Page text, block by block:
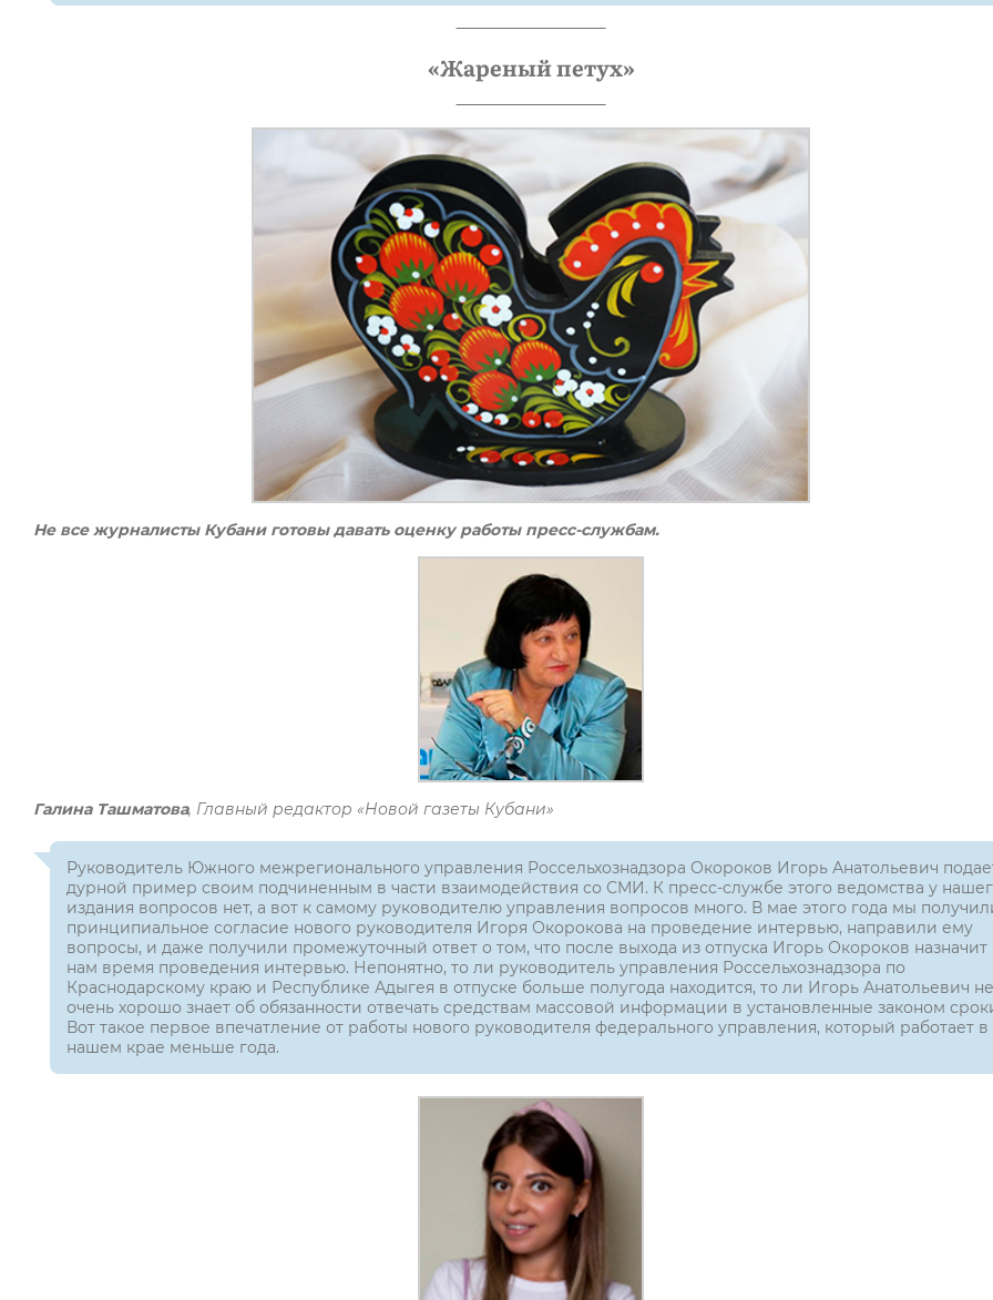
«Жареный петух»
Не все журналисты Кубани готовы давать оценку работы пресс-службам.
Галина Ташматова, Главный редактор «Новой газеты Кубани»
Руководитель Южного межрегионального управления Россельхознадзора Окороков Игорь Анатольевич
дурной пример своим подчиненным в части взаимодействия со СМИ. К пресс-службе этого ведомства у
издания вопросов нет, а вот к самому руководителю управления вопросов много. В мае этого года мы
принципиальное согласие нового руководителя Игоря Окорокова на проведение интервью, направили ему
вопросы, и даже получили промежуточный ответ о том, что после выхода из отпуска Игорь Окороков назначит
нам время проведения интервью. Непонятно, то ли руководитель управления Россельхознадзора по
Краснодарскому краю и Республике Адыгея в отпуске больше полугода находится, то ли Игорь Анатольевич не
очень хорошо знает об обязанности отвечать средствам массовой информации в установленные законом
Вот такое первое впечатление от работы нового руководителя федерального управления, который работает в
нашем крае меньше года.